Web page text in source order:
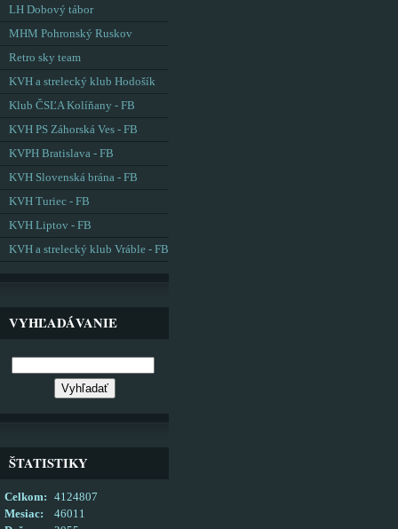
LH Dobový tábor
MHM Pohronský Ruskov
Retro sky team
KVH a strelecký klub Hodošík
Klub ČSĽA Kolíňany - FB
KVH PS Záhorská Ves - FB
KVPH Bratislava - FB
KVH Slovenská brána - FB
KVH Turiec - FB
KVH Liptov - FB
KVH a strelecký klub Vráble - FB
VYHĽADÁVANIE
ŠTATISTIKY
Celkom:
4124807
Mesiac:
46011